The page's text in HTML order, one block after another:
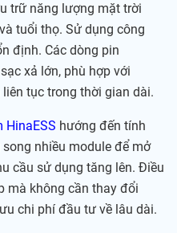
trữ năng lượng mặt trời
tuổi thọ. Sử dụng công
định. Các dòng pin
xả lớn, phù hợp với
tục trong thời gian dài.
hướng đến tính
nhiều module để mở
cầu sử dụng tăng lên. Điều
mà không cần thay đổi
chi phí đầu tư về lâu dài.